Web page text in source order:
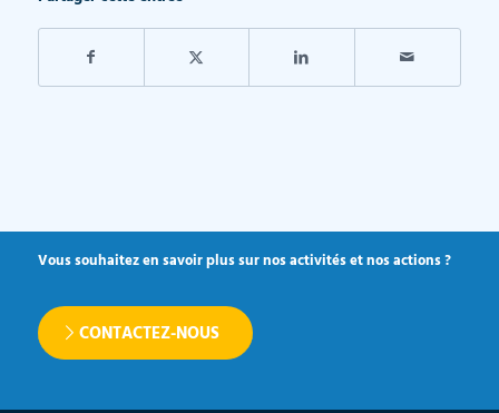
Vous souhaitez en savoir plus sur nos activités et nos actions ?
CONTACTEZ-NOUS